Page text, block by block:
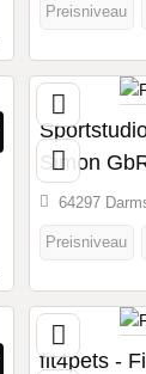
Preisniveau
Simon
64297
Preisniveau
fit4pets -